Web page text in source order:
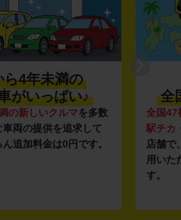
ら4年未満の
がいっぱい♪
の新しいクルマを多数
両の提供を追求して
追加料金は0円です。
全
全国47
駅チカ
店舗で
用いた
す。